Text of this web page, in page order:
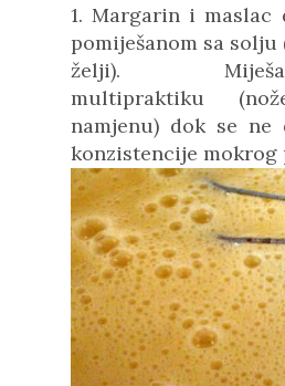
1. Margarin i maslac
pomiješanom sa solju
želji).
multipraktiku
namjenu) dok se ne
konzistencije mokrog